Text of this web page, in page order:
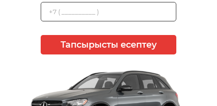
Тапсырысты есептеу